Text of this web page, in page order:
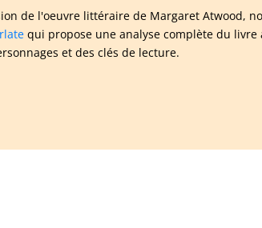
de l'oeuvre littéraire de Margaret Atwood,
qui propose une analyse complète du
et des clés de lecture.